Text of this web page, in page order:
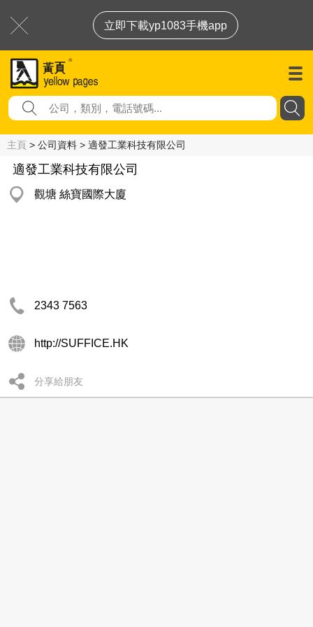
立即下載yp1083手機app
主頁 > 公司資料 > 適發工業科技有限公司
適發工業科技有限公司
觀塘 絲寶國際大廈
2343 7563
http://SUFFICE.HK
分享給朋友